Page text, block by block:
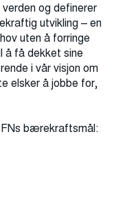
og definerer
utvikling – en
uten å forringe
å få dekket sine
i vår visjon om
elsker å jobbe for,
FNs bærekraftsmål: